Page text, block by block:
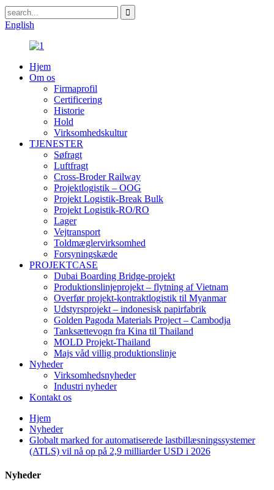
English
Hjem
Om os
Firmaprofil
Certificering
Historie
Hold
Virksomhedskultur
TJENESTER
Søfragt
Luftfragt
Cross-Broder Railway
Projektlogistik – OOG
Projekt Logistik-Break Bulk
Projekt Logistik-RO/RO
Lager
Vejtransport
Toldmæglervirksomhed
Forsyningskæde
PROJEKTCASE
Dubai Boarding Bridge-projekt
Produktionslinjeprojekt – flytning af Vietnam
Overfør projekt-kontraktlogistik til Myanmar
Udstyrsprojekt – indonesisk papirfabrik
Golden Pagoda Materials Project – Cambodja
Tanksættevogn fra Kina til Thailand
MOLD Projekt-Thailand
Majs våd villig produktionslinje
Nyheder
Virksomhedsnyheder
Industri nyheder
Kontakt os
Hjem
Nyheder
Globalt marked for automatiserede lastbillæsningssystemer
(ATLS) vil nå op på 2,9 milliarder USD i 2026
Nyheder